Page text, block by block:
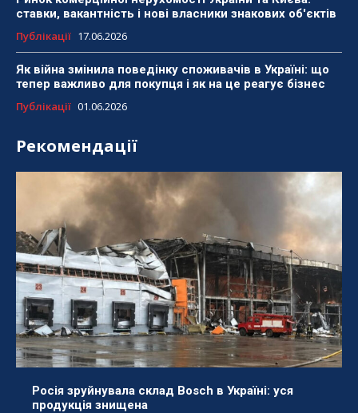
ставки, вакантність і нові власники знакових об'єктів
Публікації 17.06.2026
Як війна змінила поведінку споживачів в Україні: що
тепер важливо для покупця і як на це реагує бізнес
Публікації 01.06.2026
Рекомендації
Росія зруйнувала склад Bosch в Україні: уся
продукція знищена